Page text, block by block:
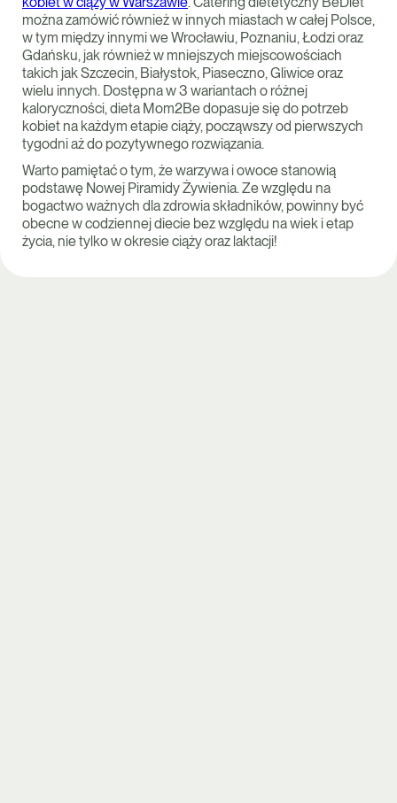
można zamówić również w innych miastach w całej Polsce,
w tym między innymi we Wrocławiu, Poznaniu, Łodzi oraz
Gdańsku, jak również w mniejszych miejscowościach
takich jak Szczecin, Białystok, Piaseczno, Gliwice oraz
wielu innych. Dostępna w 3 wariantach o różnej
kaloryczności, dieta Mom2Be dopasuje się do potrzeb
kobiet na każdym etapie ciąży, począwszy od pierwszych
tygodni aż do pozytywnego rozwiązania.
Warto pamiętać o tym, że warzywa i owoce stanowią
podstawę Nowej Piramidy Żywienia. Ze względu na
bogactwo ważnych dla zdrowia składników, powinny być
obecne w codziennej diecie bez względu na wiek i etap
życia, nie tylko w okresie ciąży oraz laktacji!